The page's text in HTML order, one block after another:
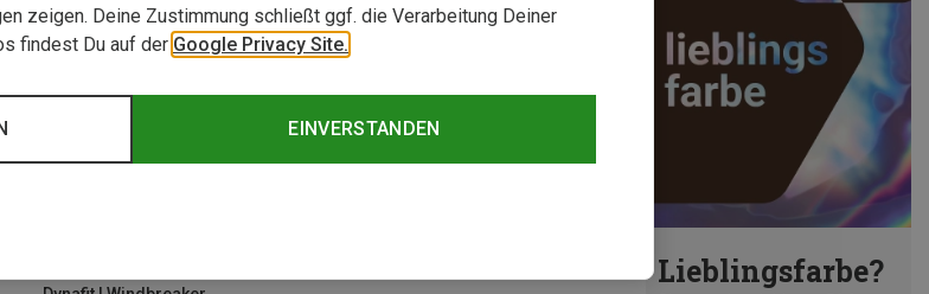
Lieblingsfarbe?
zeigen. Deine Zustimmung schließt ggf. die Verarbeitung Deiner
findest Du auf der Google Privacy Site.
EINVERSTANDEN